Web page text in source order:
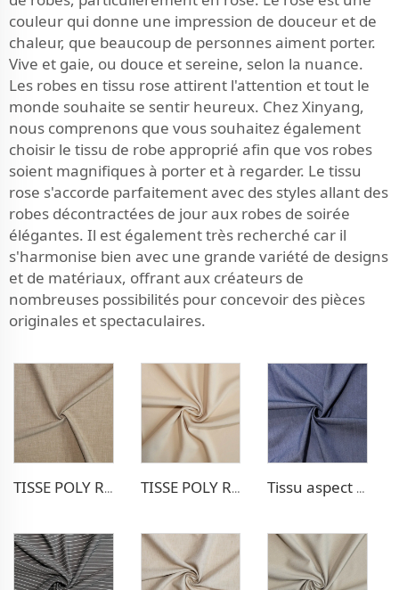
couleur qui donne une impression de douceur et de
chaleur, que beaucoup de personnes aiment porter.
Vive et gaie, ou douce et sereine, selon la nuance.
Les robes en tissu rose attirent l'attention et tout le
monde souhaite se sentir heureux. Chez Xinyang,
nous comprenons que vous souhaitez également
choisir le tissu de robe approprié afin que vos robes
soient magnifiques à porter et à regarder. Le tissu
rose s'accorde parfaitement avec des styles allant des
robes décontractées de jour aux robes de soirée
élégantes. Il est également très recherché car il
s'harmonise bien avec une grande variété de designs
et de matériaux, offrant aux créateurs de
nombreuses possibilités pour concevoir des pièces
originales et spectaculaires.
TISSE POLY RAYON POUR PANTALONS EXTENSIBLE TISSE POLY RAYON POUR BLAZER Tissu aspect denim Poly Rayon